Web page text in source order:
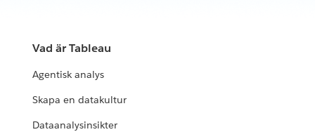
Vad är Tableau
Agentisk analys
Skapa en datakultur
Dataanalysinsikter